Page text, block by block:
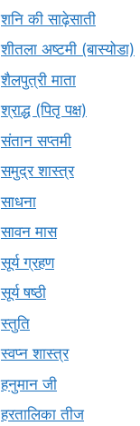
शनि की साढ़ेसाती
शीतला अष्टमी (बास्योडा)
शैलपुत्री माता
श्राद्ध (पितृ पक्ष)
संतान सप्तमी
समुद्र शास्त्र
साधना
सावन मास
सूर्य ग्रहण
सूर्य षष्ठी
स्तुति
स्वप्न शास्त्र
हनुमान जी
हरतालिका तीज